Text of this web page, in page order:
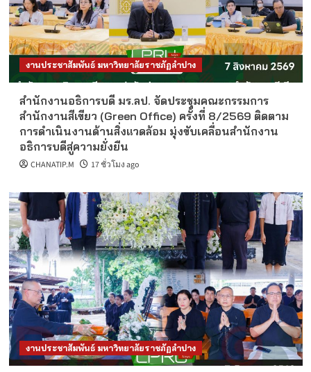
งานประชาสัมพันธ์ มหาวิทยาลัยราชภัฏลำปาง
สำนักงานอธิการบดี มร.ลป. จัดประชุมคณะกรรมการ
สำนักงานสีเขียว (Green Office) ครั้งที่ 8/2569 ติดตาม
การดำเนินงานด้านสิ่งแวดล้อม มุ่งขับเคลื่อนสำนักงาน
อธิการบดีสู่ความยั่งยืน
CHANATIP.M 17 ชั่วโมง ago
งานประชาสัมพันธ์ มหาวิทยาลัยราชภัฏลำปาง